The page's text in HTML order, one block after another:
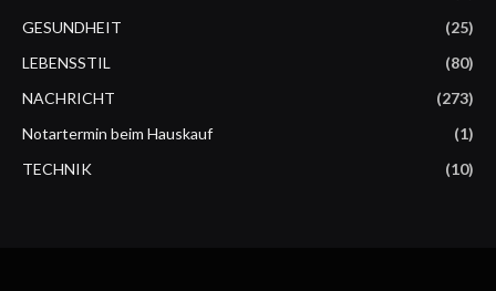
GESUNDHEIT
(25)
LEBENSSTIL
(80)
NACHRICHT
(273)
Notartermin beim Hauskauf
(1)
TECHNIK
(10)